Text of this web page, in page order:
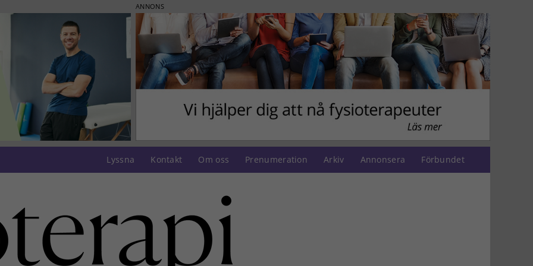
ANNONS
Lyssna Kontakt Om oss Prenumeration Arkiv Annonsera Förbundet